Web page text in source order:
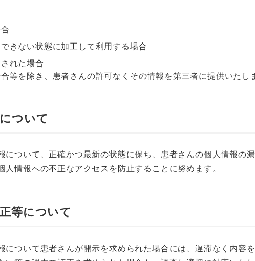
きない状態に加工して利用する場合
れた場合
等を除き、患者さんの許可なくその情報を第三者に提供いたし
ついて
について、正確かつ最新の状態に保ち、患者さんの個人情報の
情報への不正なアクセスを防止することに努めます。
等について
について患者さんが開示を求められた場合には、遅滞なく内容